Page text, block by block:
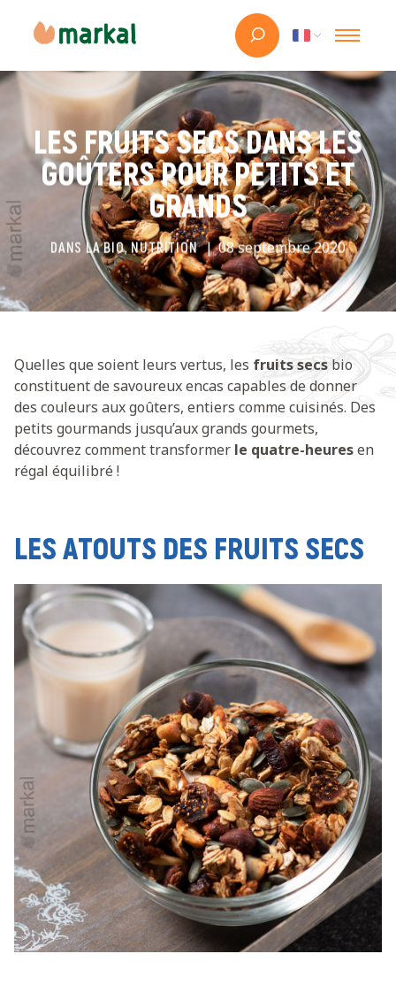
LES FRUITS SECS DANS LES
GOÛTERS POUR PETITS ET
GRANDS
DANS LA BIO, NUTRITION 08 septembre 2020
Quelles que soient leurs vertus, les fruits secs bio
constituent de savoureux encas capables de donner
des couleurs aux goûters, entiers comme cuisinés. Des
petits gourmands jusqu’aux grands gourmets,
découvrez comment transformer le quatre-heuresen
régal équilibré !
LES ATOUTS DES FRUITS SECS